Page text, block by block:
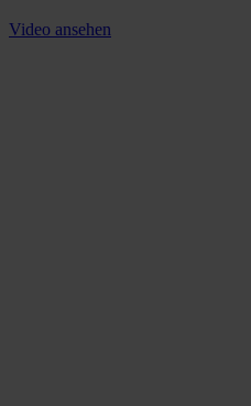
Video ansehen